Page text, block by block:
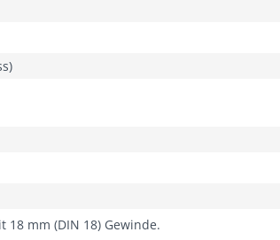
18 mm (DIN 18) Gewinde.